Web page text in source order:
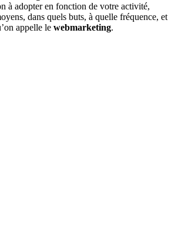
à adopter en fonction de votre activité,
dans quels buts, à quelle fréquence, et
appelle le webmarketing.